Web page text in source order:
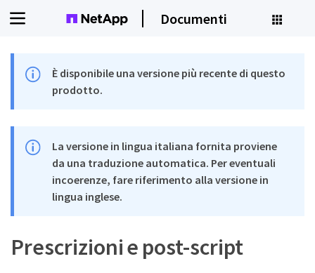
Documenti
È disponibile una versione più recente di questo
prodotto.
La versione in lingua italiana fornita proviene
da una traduzione automatica. Per eventuali
incoerenze, fare riferimento alla versione in
lingua inglese.
Prescrizioni e post-script